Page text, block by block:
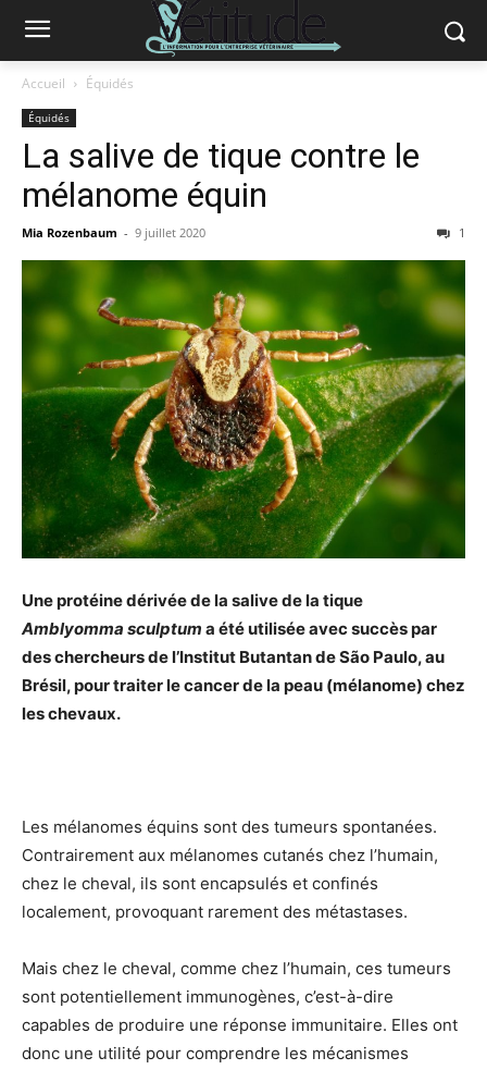
Accueil Équidés
Équidés
La salive de tique contre le
mélanome équin
Mia Rozenbaum - 9 juillet 2020 1
Une protéine dérivée de la salive de la tique
Amblyomma sculptum a été utilisée avec succès par
des chercheurs de l’Institut Butantan de São Paulo, au
Brésil, pour traiter le cancer de la peau (mélanome) chez
les chevaux.
Les mélanomes équins sont des tumeurs spontanées.
Contrairement aux mélanomes cutanés chez l’humain,
chez le cheval, ils sont encapsulés et confinés
localement, provoquant rarement des métastases.
Mais chez le cheval, comme chez l’humain, ces tumeurs
sont potentiellement immunogènes, c’est-à-dire
capables de produire une réponse immunitaire. Elles ont
donc une utilité pour comprendre les mécanismes